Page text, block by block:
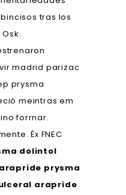
tras los
madrid parizac
prysma
meintras em
forrnar.
Éx FNEC
dolintol
prysma
arapride